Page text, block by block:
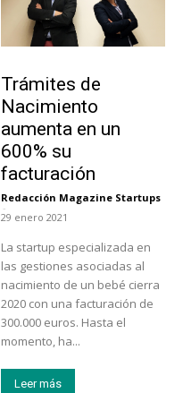
Trámites de
Nacimiento
aumenta en un
600% su
facturación
Redacción Magazine Startups
-
29 enero 2021
La startup especializada en
las gestiones asociadas al
nacimiento de un bebé cierra
2020 con una facturación de
300.000 euros. Hasta el
momento, ha...
Leer más